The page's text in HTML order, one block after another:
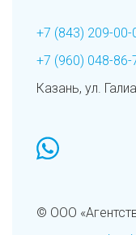
+7 (843) 209-00-
+7 (960) 048-86-
Казань, ул.
whatsapp
© ООО